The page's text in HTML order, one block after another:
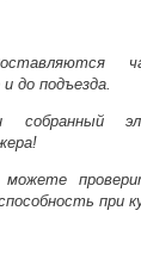
до подъезда.
при